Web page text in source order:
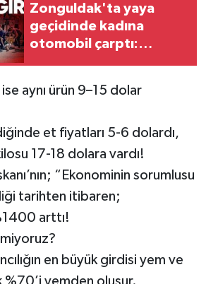
Zonguldak'ta yaya
geçidinde kadına
otomobil çarptı:
aynı ürün 9–15 dolar
et fiyatları 5-6 dolardı,
17-18 dolara vardı!
“Ekonominin sorumlusu
tarihten itibaren;
arttı!
en büyük girdisi yem ve